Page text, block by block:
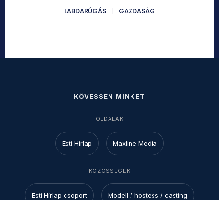
LABDARÚGÁS
GAZDASÁG
KÖVESSEN MINKET
OLDALAK
Esti Hírlap Maxline Media
KÖZÖSSÉGEK
Esti Hírlap csoport Modell / hostess / casting